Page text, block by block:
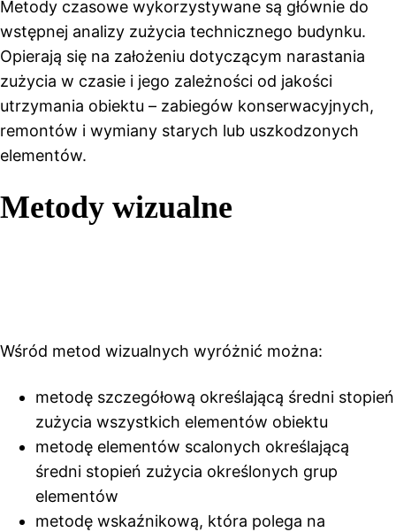
Metody czasowe wykorzystywane są głównie do
wstępnej analizy zużycia technicznego budynku.
Opierają się na założeniu dotyczącym narastania
zużycia w czasie i jego zależności od jakości
utrzymania obiektu – zabiegów konserwacyjnych,
remontów i wymiany starych lub uszkodzonych
elementów.
Metody wizualne
Wśród metod wizualnych wyróżnić można:
metodę szczegółową określającą średni stopień
zużycia wszystkich elementów obiektu
metodę elementów scalonych określającą
średni stopień zużycia określonych grup
elementów
metodę wskaźnikową, która polega na